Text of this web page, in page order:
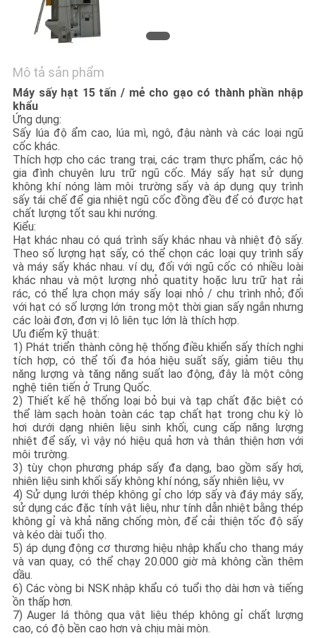
CẦU
BÁO
GIÁ
SƠ
ĐỒ
TRANG
WEB
CHÍNH
SÁCH
BẢO
MẬT
Mô tả sản phẩm
Máy sấy hạt 15 tấn / mẻ cho gạo có thành phần nhập
khẩu
Ứng dụng:
Sấy lúa độ ẩm cao, lúa mì, ngô, đậu nành và các loại ngũ
cốc khác.
Thích hợp cho các trang trại, các trạm thực phẩm, các hộ
gia đình chuyên lưu trữ ngũ cốc. Máy sấy hạt sử dụng
không khí nóng làm môi trường sấy và áp dụng quy trình
sấy tái chế để gia nhiệt ngũ cốc đồng đều để có được hạt
chất lượng tốt sau khi nướng.
Kiểu:
Hạt khác nhau có quá trình sấy khác nhau và nhiệt độ sấy.
Theo số lượng hạt sấy, có thể chọn các loại quy trình sấy
và máy sấy khác nhau. ví dụ, đối với ngũ cốc có nhiều loài
khác nhau và một lượng nhỏ quatity hoặc lưu trữ hạt rải
rác, có thể lựa chọn máy sấy loại nhỏ / chu trình nhỏ; đối
với hạt có số lượng lớn trong một thời gian sấy ngắn nhưng
các loài đơn, đơn vị lô liên tục lớn là thích hợp.
Ưu điểm kỹ thuật:
1) Phát triển thành công hệ thống điều khiển sấy thích nghi
tích hợp, có thể tối đa hóa hiệu suất sấy, giảm tiêu thụ
năng lượng và tăng năng suất lao động, đây là một công
nghệ tiên tiến ở Trung Quốc.
2) Thiết kế hệ thống loại bỏ bụi và tạp chất đặc biệt có
thể làm sạch hoàn toàn các tạp chất hạt trong chu kỳ lò
hơi dưới dạng nhiên liệu sinh khối, cung cấp năng lượng
nhiệt để sấy, vì vậy nó hiệu quả hơn và thân thiện hơn với
môi trường.
3) tùy chọn phương pháp sấy đa dạng, bao gồm sấy hơi,
nhiên liệu sinh khối sấy không khí nóng, sấy nhiên liệu, vv
4) Sử dụng lưới thép không gỉ cho lớp sấy và đáy máy sấy,
sử dụng các đặc tính vật liệu, như tính dẫn nhiệt bằng thép
không gỉ và khả năng chống mòn, để cải thiện tốc độ sấy
và kéo dài tuổi thọ.
5) áp dụng động cơ thương hiệu nhập khẩu cho thang máy
và van quay, có thể chạy 20.000 giờ mà không cần thêm
dầu.
6) Các vòng bi NSK nhập khẩu có tuổi thọ dài hơn và tiếng
ồn thấp hơn.
7) Auger lá thông qua vật liệu thép không gỉ chất lượng
cao, có độ bền cao hơn và chịu mài mòn.